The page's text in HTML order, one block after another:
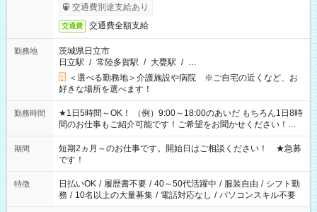
交通費別途支給あり
交通費 交通費全額支給
勤務地
茨城県日立市
日立駅 / 常陸多賀駅 / 大甕駅 / …
＜選べる勤務地＞介護施設や病院 ※ご自宅の近くなど、お
好きな場所を選べます！
勤務時間
★1日5時間～OK！ （例）9:00～18:00のあいだ もちろん1日8時
間のお仕事もご紹介可能です！ご希望をお聞かせください！★
家庭の都合でお休みが必要な場合も遠慮なくご相談ください。
※週最低15時間以上の勤務が必要です
期間
短期2ヵ月～のお仕事です。開始日はご相談ください！ ★急募
です！
特徴 日払いOK / 履歴書不要 / 40～50代活躍中 / 服装自由 / シフト勤
務 / 10名以上の大量募集 / 電話対応なし / パソコンスキル不要